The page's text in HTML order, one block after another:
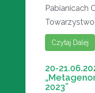
Pabianicach
Towarzystwo
Czytaj Dalej
20-
2023”